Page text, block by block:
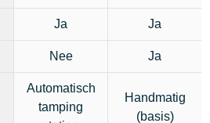
Ja Ja
Nee Ja
Automatisch
tamping
Handmatig
(basis)